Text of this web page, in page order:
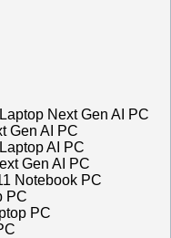
Next Gen AI PC
Gen AI PC
AI PC
Gen AI PC
Notebook PC
PC
PC